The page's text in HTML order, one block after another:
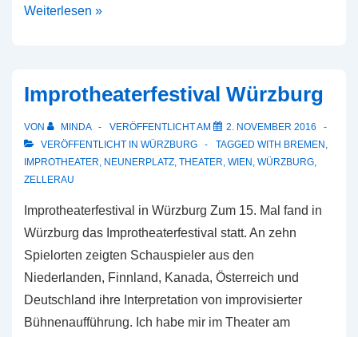
Weiteres
Weiterlesen »
Improtheaterfestival Würzburg
VON MINDA VERÖFFENTLICHT AM
2. NOVEMBER 2016
VERÖFFENTLICHT IN WÜRZBURG TAGGED WITH BREMEN ,
IMPROTHEATER, NEUNERPLATZ, THEATER, WIEN , WÜRZBURG,
ZELLERAU
Improtheaterfestival in Würzburg Zum 15. Mal fand in
Würzburg das Improtheaterfestival statt. An zehn
Spielorten zeigten Schauspieler aus den
Niederlanden, Finnland, Kanada, Österreich und
Deutschland ihre Interpretation von improvisierter
Bühnenaufführung. Ich habe mir im Theater am